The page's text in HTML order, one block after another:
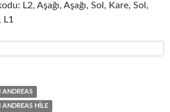
L2, Aşağı, Aşağı, Sol, Kare, Sol,
L1
ANDREAS
HILE